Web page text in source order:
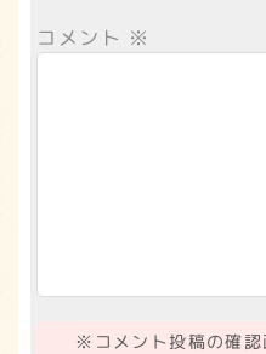
コメント ※
※コメント投稿の確認